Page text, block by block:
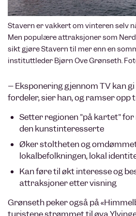
Stavern er vakkert om vinteren selv
Men populære attraksjoner som
sikt gjøre Stavern til mer enn en
instituttleder Bjørn Ove Grønseth.
– Eksponering gjennom TV kan
fordeler, sier han, og ramser opp
Setter regionen "på kartet"
den kunstinteresserte
Øker stoltheten og
lokalbefolkningen, lokal
Kan føre til økt interesse og
attraksjoner etter visning
Grønseth peker også på
turistene strømmet til øya